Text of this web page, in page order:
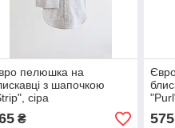
пелюшка на
з шапочкою
сіра
₴ 575